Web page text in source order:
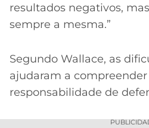
resultados negativos,
sempre a mesma.”
Segundo Wallace, as
ajudaram a
responsabilidade de